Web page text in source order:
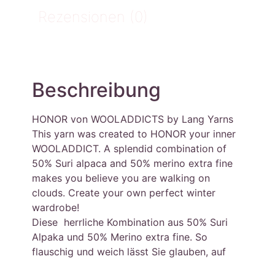
Rezensionen (0)
Beschreibung
HONOR von WOOLADDICTS by Lang Yarns
This yarn was created to HONOR your inner
WOOLADDICT. A splendid combination of
50% Suri alpaca and 50% merino extra fine
makes you believe you are walking on
clouds. Create your own perfect winter
wardrobe!
Diese herrliche Kombination aus 50% Suri
Alpaka und 50% Merino extra fine. So
flauschig und weich lässt Sie glauben, auf